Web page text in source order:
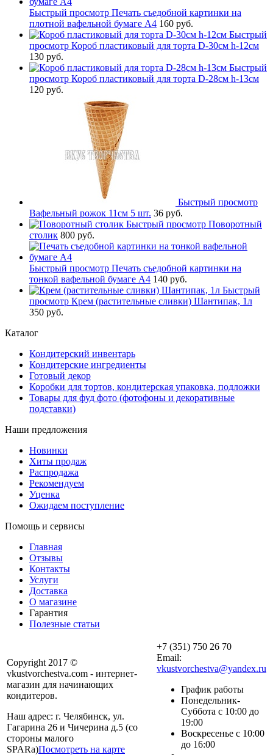
Быстрый просмотр Печать съедобной картинки на
плотной вафельной бумаге А4 160 руб.
Быстрый
просмотр Короб пластиковый для торта D-30см h-12см
130 руб.
Быстрый
просмотр Короб пластиковый для торта D-28см h-13см
120 руб.
Быстрый просмотр
Вафельный рожок 11см 5 шт. 36 руб.
Быстрый просмотр Поворотный
столик 800 руб.
Быстрый просмотр Печать съедобной картинки на
тонкой вафельной бумаге А4 140 руб.
Быстрый
просмотр Крем (растительные сливки) Шантипак, 1л
350 руб.
Каталог
Кондитерский инвентарь
Кондитерские ингредиенты
Готовый декор
Коробки для тортов, кондитерская упаковка, подложки
Товары для фуд фото (фотофоны и декоративные
подставки)
Наши предложения
Новинки
Хиты продаж
Распродажа
Рекомендуем
Уценка
Ожидаем поступление
Помощь и сервисы
Главная
Отзывы
Контакты
Услуги
Доставка
О магазине
Гарантия
Полезные статьи
Copyright 2017 ©
vkustvorchestva.com - интернет-
магазин для начинающих
кондитеров.
Наш адрес: г. Челябинск, ул.
Гагарина 26 и Чичерина д.5 (со
стороны малого
SPARa)Посмотреть на карте
+7 (351) 750 26 70
Email:
vkustvorchestva@yandex.ru
График работы
Понедельник-
Суббота с 10:00 до
19:00
Воскресенье с 10:00
до 16:00